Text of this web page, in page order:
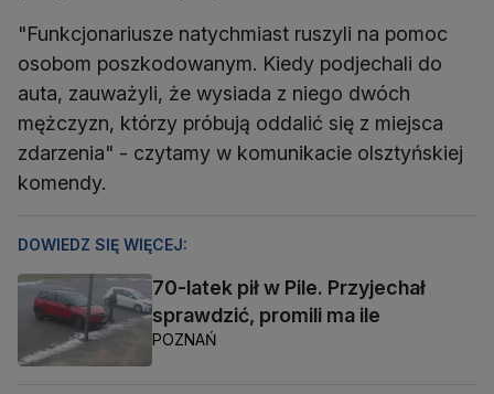
"Funkcjonariusze natychmiast ruszyli na pomoc
osobom poszkodowanym. Kiedy podjechali do
auta, zauważyli, że wysiada z niego dwóch
mężczyzn, którzy próbują oddalić się z miejsca
zdarzenia" - czytamy w komunikacie olsztyńskiej
komendy.
DOWIEDZ SIĘ WIĘCEJ:
70-latek pił w Pile. Przyjechał
sprawdzić, promili ma ile
POZNAŃ